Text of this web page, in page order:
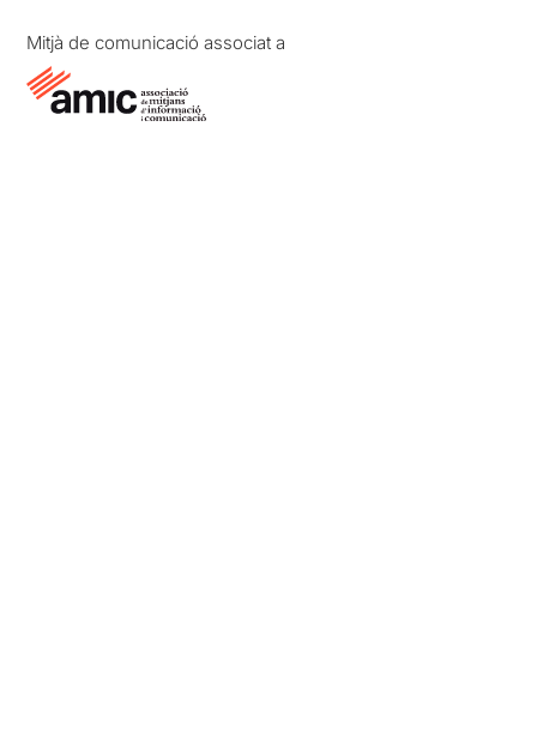
Mitjà de comunicació associat a